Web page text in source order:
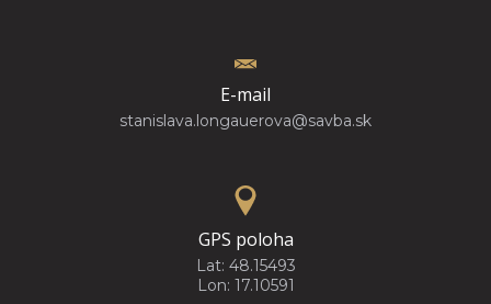
E-mail
stanislava.longauerova@savba.sk
GPS poloha
Lat: 48.15493
Lon: 17.10591